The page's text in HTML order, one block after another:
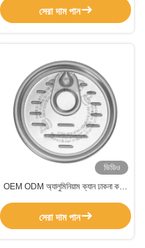
সেরা দাম পান
ভিডিও
OEM ODM অ্যালুমিনিয়াম ক্যান ঢাকনা কফি
সেরা দাম পান